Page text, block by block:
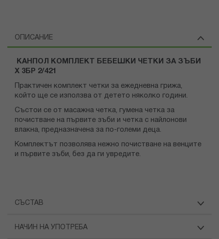
ОПИСАНИЕ
КАНПОЛ КОМПЛЕКТ БЕБЕШКИ ЧЕТКИ ЗА ЗЪБИ
Х 3БР 2/421
Практичен комплект четки за ежедневна грижа,
който ще се използва от детето няколко години.
Състои се от масажна четка, гумена четка за
почистване на първите зъби и четка с найлонови
влакна, предназначена за по-големи деца.
Комплектът позволява нежно почистване на венците
и първите зъби, без да ги увредите.
СЪСТАВ
НАЧИН НА УПОТРЕБА